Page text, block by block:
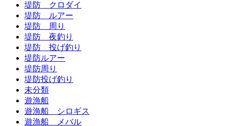
堤防 クロダイ
堤防 ルアー
堤防 周り
堤防 夜釣り
堤防 投げ釣り
堤防ルアー
堤防周り
堤防投げ釣り
未分類
遊漁船
遊漁船 シロギス
遊漁船 メバル